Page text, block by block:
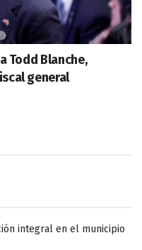
Todd Blanche,
general
integral en el municipio